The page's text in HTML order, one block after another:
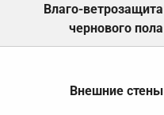
Влаго-ветрозащита
чернового пола
Внешние стены